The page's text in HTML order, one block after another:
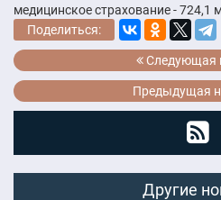
медицинское страхование - 724,1
Поделиться:
Следующая
Предыдущая
Другие